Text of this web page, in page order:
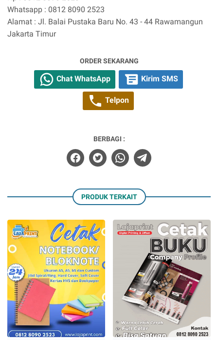
Whatsapp : 0812 8090 2523
Alamat : Jl. Balai Pustaka Baru No. 43 - 44 Rawamangun
Jakarta Timur
ORDER SEKARANG
Chat WhatsApp Kirim SMS
Telpon
BERBAGI :
PRODUK TERKAIT